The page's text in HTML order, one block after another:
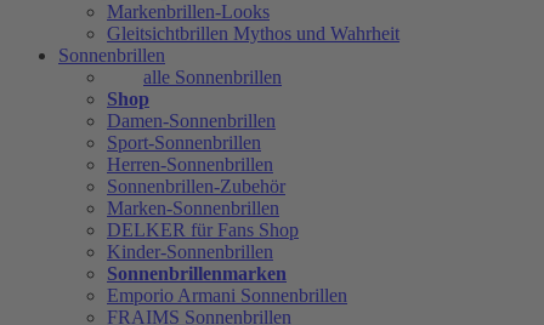
Markenbrillen-Looks
Gleitsichtbrillen Mythos und Wahrheit
Sonnenbrillen
alle Sonnenbrillen
Shop
Damen-Sonnenbrillen
Sport-Sonnenbrillen
Herren-Sonnenbrillen
Sonnenbrillen-Zubehör
Marken-Sonnenbrillen
DELKER für Fans Shop
Kinder-Sonnenbrillen
Sonnenbrillenmarken
Emporio Armani Sonnenbrillen
FRAIMS Sonnenbrillen